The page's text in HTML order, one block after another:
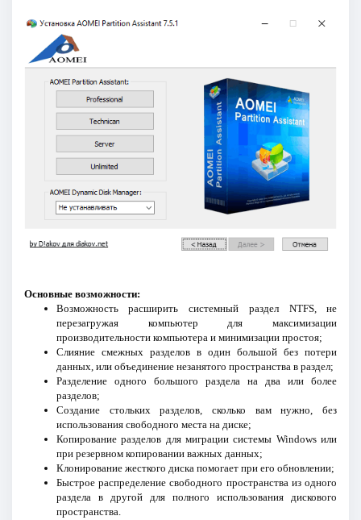
Основные возможности:
Возможность расширить системный раздел NTFS, не
перезагружая компьютер для максимизации
производительности компьютера и минимизации простоя;
Слияние смежных разделов в один большой без потери
данных, или объединение незанятого пространства в раздел;
Разделение одного большого раздела на два или более
разделов;
Создание стольких разделов, сколько вам нужно, без
использования свободного места на диске;
Копирование разделов для миграции системы Windows или
при резервном копировании важных данных;
Клонирование жесткого диска помогает при его обновлении;
Быстрое распределение свободного пространства из одного
раздела в другой для полного использования дискового
пространства.